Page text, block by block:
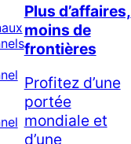
Plus d’affaires,
moins de
frontières
Profitez d’une
portée
mondiale et
d’une